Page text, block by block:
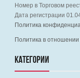
Номер в Торговом
Дата регистрации
Политика
Политика в
КАТЕГОРИИ